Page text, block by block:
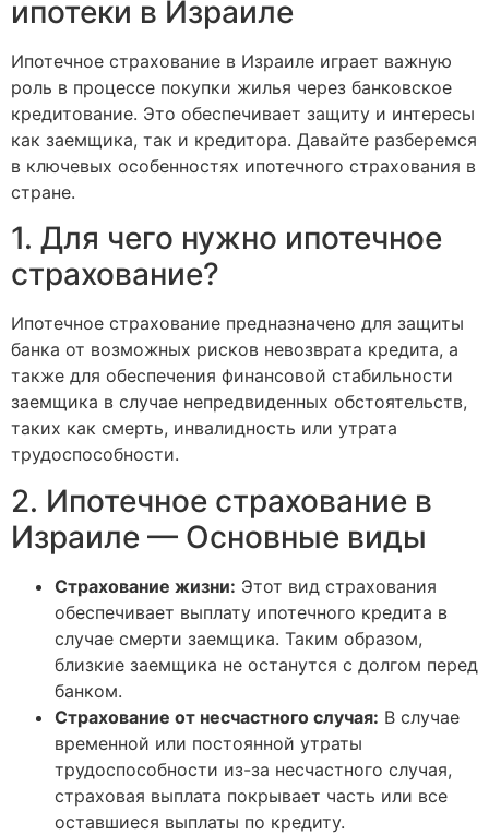
ипотеки в Израиле
Ипотечное страхование в Израиле играет важную
роль в процессе покупки жилья через банковское
кредитование. Это обеспечивает защиту и интересы
как заемщика, так и кредитора. Давайте разберемся
в ключевых особенностях ипотечного страхования в
стране.
1. Для чего нужно ипотечное
страхование?
Ипотечное страхование предназначено для защиты
банка от возможных рисков невозврата кредита, а
также для обеспечения финансовой стабильности
заемщика в случае непредвиденных обстоятельств,
таких как смерть, инвалидность или утрата
трудоспособности.
2. Ипотечное страхование в
Израиле — Основные виды
Страхование жизни: Этот вид страхования
обеспечивает выплату ипотечного кредита в
случае смерти заемщика. Таким образом,
близкие заемщика не останутся с долгом перед
банком.
Страхование от несчастного случая: В случае
временной или постоянной утраты
трудоспособности из-за несчастного случая,
страховая выплата покрывает часть или все
оставшиеся выплаты по кредиту.